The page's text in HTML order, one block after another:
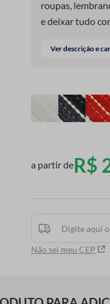
roupas,
e deixar tudo
material de
Ver descrição e
a partir deR$
Não sei meu CEP